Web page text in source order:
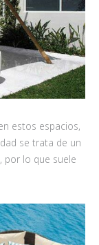
estos espacios,
se trata de un
por lo que suele